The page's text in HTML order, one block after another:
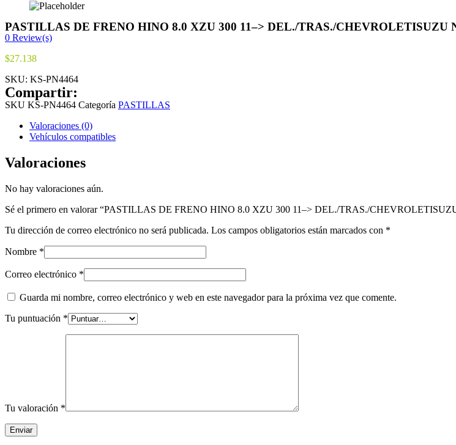
PASTILLAS DE FRENO HINO 8.0 XZU 300 11–> DEL./TRAS./CHEVROLETISUZU
0 Review(s)
$27.138
SKU: KS-PN4464
Compartir:
SKU KS-PN4464 Categoría PASTILLAS
Valoraciones (0)
Vehículos compatibles
Valoraciones
No hay valoraciones aún.
Sé el primero en valorar “PASTILLAS DE FRENO HINO 8.0 XZU 300 11–> DEL./TRAS./
Tu dirección de correo electrónico no será publicada. Los campos obligatorios están marcados con *
Nombre *
Correo electrónico *
Guarda mi nombre, correo electrónico y web en este navegador para la próxima vez que comente.
Tu puntuación *
Tu valoración *